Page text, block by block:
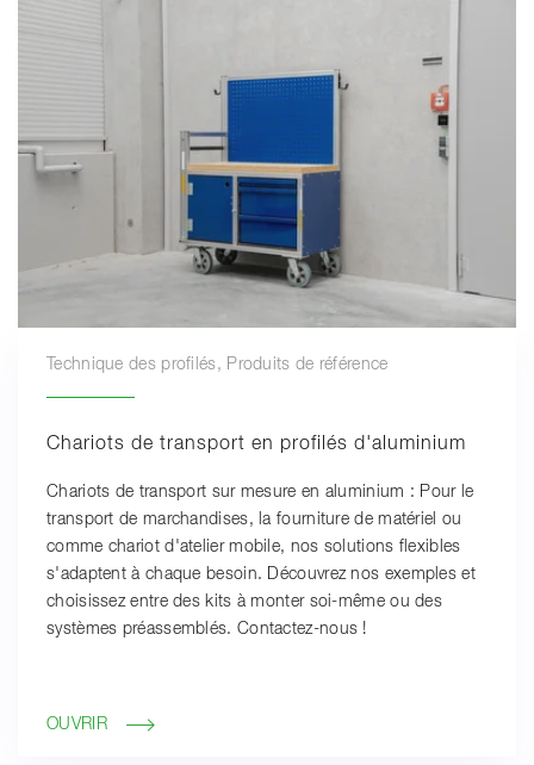
Technique des profilés, Produits de référence
Chariots de transport en profilés d'aluminium
Chariots de transport sur mesure en aluminium : Pour le
transport de marchandises, la fourniture de matériel ou
comme chariot d'atelier mobile, nos solutions flexibles
s'adaptent à chaque besoin. Découvrez nos exemples et
choisissez entre des kits à monter soi-même ou des
systèmes préassemblés. Contactez-nous !
OUVRIR